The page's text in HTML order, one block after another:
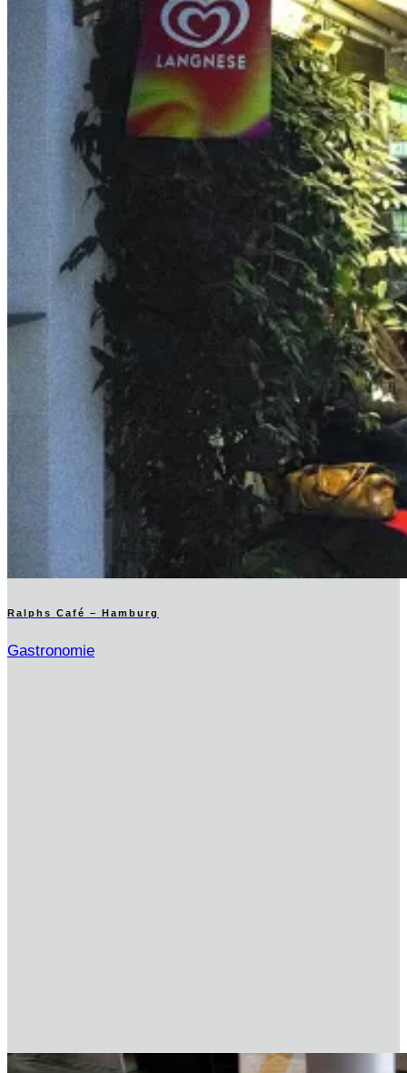
Ralphs Café – Hamburg
Gastronomie